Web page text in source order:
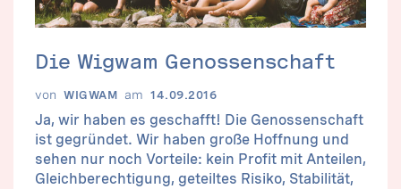
Die Wigwam Genossenschaft
von WIGWAM am 14.09.2016
Ja, wir haben es geschafft! Die Genossenschaft
ist gegründet. Wir haben große Hoffnung und
sehen nur noch Vorteile: kein Profit mit Anteilen,
Gleichberechtigung, geteiltes Risiko, Stabilität,